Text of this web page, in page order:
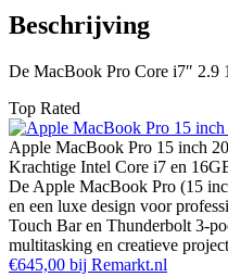
i7-
7700hq-
ram-
ssd-
15-
inch-
touch-
bar-
thunderbolt-
x4-
silver-
b-
Beschrijving
De MacBook Pro Core i7″ 2.9
Top Rated
Apple MacBook Pro 15 inch
Krachtige Intel Core i7 en
De Apple MacBook Pro (15
en een luxe design voor
Touch Bar en Thunderbolt 3-
multitasking en creatieve
€645,00 bij Remarkt.nl